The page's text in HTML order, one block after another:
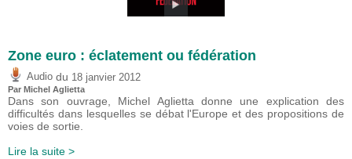
Zone euro : éclatement ou fédération
Audio du 18 janvier 2012
Par Michel Aglietta
Dans son ouvrage, Michel Aglietta donne une explication des
difficultés dans lesquelles se débat l'Europe et des propositions de
voies de sortie.
Lire la suite >